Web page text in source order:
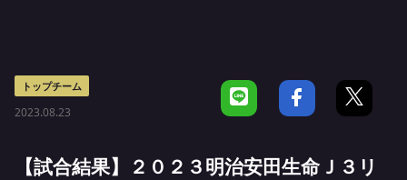
トップチーム
2023.08.23
【試合結果】２０２３明治安田生命Ｊ３リ